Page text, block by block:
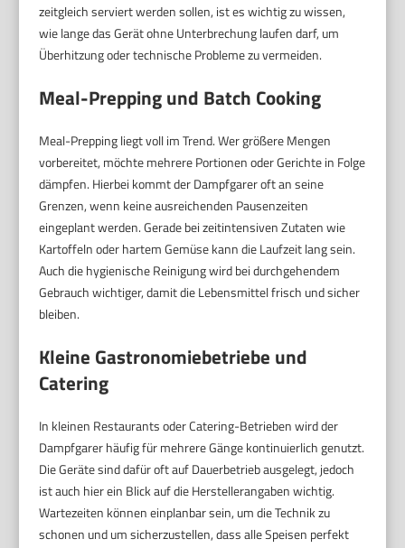
zeitgleich serviert werden sollen, ist es wichtig zu wissen,
wie lange das Gerät ohne Unterbrechung laufen darf, um
Überhitzung oder technische Probleme zu vermeiden.
Meal-Prepping und Batch Cooking
Meal-Prepping liegt voll im Trend. Wer größere Mengen
vorbereitet, möchte mehrere Portionen oder Gerichte in Folge
dämpfen. Hierbei kommt der Dampfgarer oft an seine
Grenzen, wenn keine ausreichenden Pausenzeiten
eingeplant werden. Gerade bei zeitintensiven Zutaten wie
Kartoffeln oder hartem Gemüse kann die Laufzeit lang sein.
Auch die hygienische Reinigung wird bei durchgehendem
Gebrauch wichtiger, damit die Lebensmittel frisch und sicher
bleiben.
Kleine Gastronomiebetriebe und
Catering
In kleinen Restaurants oder Catering-Betrieben wird der
Dampfgarer häufig für mehrere Gänge kontinuierlich genutzt.
Die Geräte sind dafür oft auf Dauerbetrieb ausgelegt, jedoch
ist auch hier ein Blick auf die Herstellerangaben wichtig.
Wartezeiten können einplanbar sein, um die Technik zu
schonen und um sicherzustellen, dass alle Speisen perfekt